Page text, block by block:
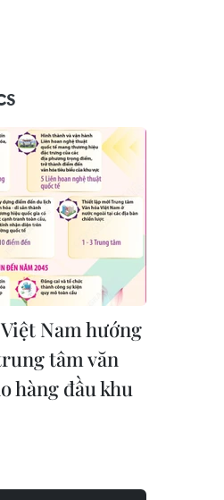
Việt Nam hướng
tâm văn
hàng đầu khu